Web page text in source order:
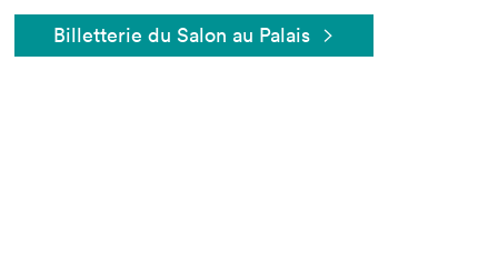
Billetterie du Salon au Palais